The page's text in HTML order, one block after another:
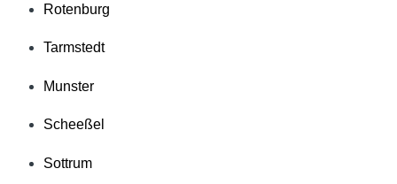
Rotenburg
Tarmstedt
Munster
Scheeßel
Sottrum